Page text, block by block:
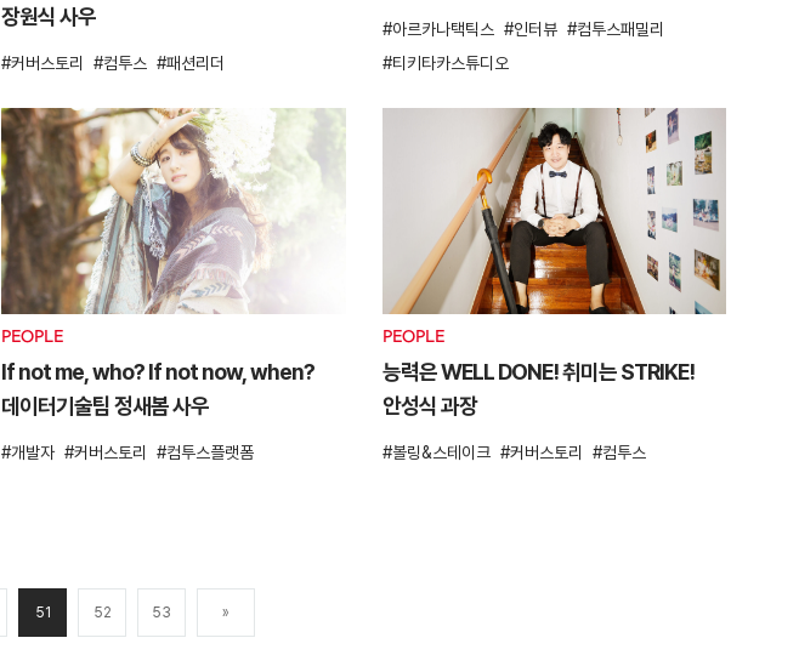
장원식 사우
커버스토리 컴투스 패션리더
아르카나택틱스 인터뷰
컴투스패밀리
티키타카스튜디오
PEOPLE
If not me, who? If not now, when?
데이터기술팀 정새봄 사우
개발자 커버스토리 컴투스플랫폼
PEOPLE
능력은 WELL DONE! 취미는 STRIKE!
안성식 과장
볼링&스테이크 커버스토리 컴투스
51 52 53 »